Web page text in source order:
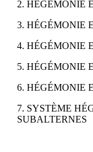
2. HÉGÉMONIE
3. HÉGÉMONIE
4. HÉGÉMONIE
5. HÉGÉMONIE
6. HÉGÉMONIE
7. SYSTÈME
SUBALTERNES